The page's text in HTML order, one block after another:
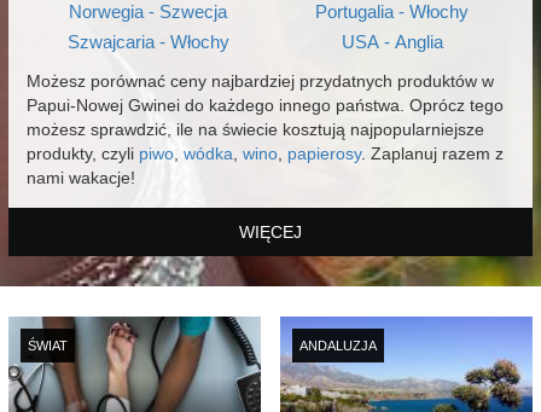
Norwegia - Szwecja
Szwajcaria - Włochy
Portugalia - Włochy
USA - Anglia
Możesz porównać ceny najbardziej przydatnych produktów w
Papui-Nowej Gwinei do każdego innego państwa. Oprócz tego
możesz sprawdzić, ile na świecie kosztują najpopularniejsze
produkty, czyli piwo wódka wino papierosy. Zaplanuj razem z
nami wakacje!
WIĘCEJ
ŚWIAT ANDALUZJA